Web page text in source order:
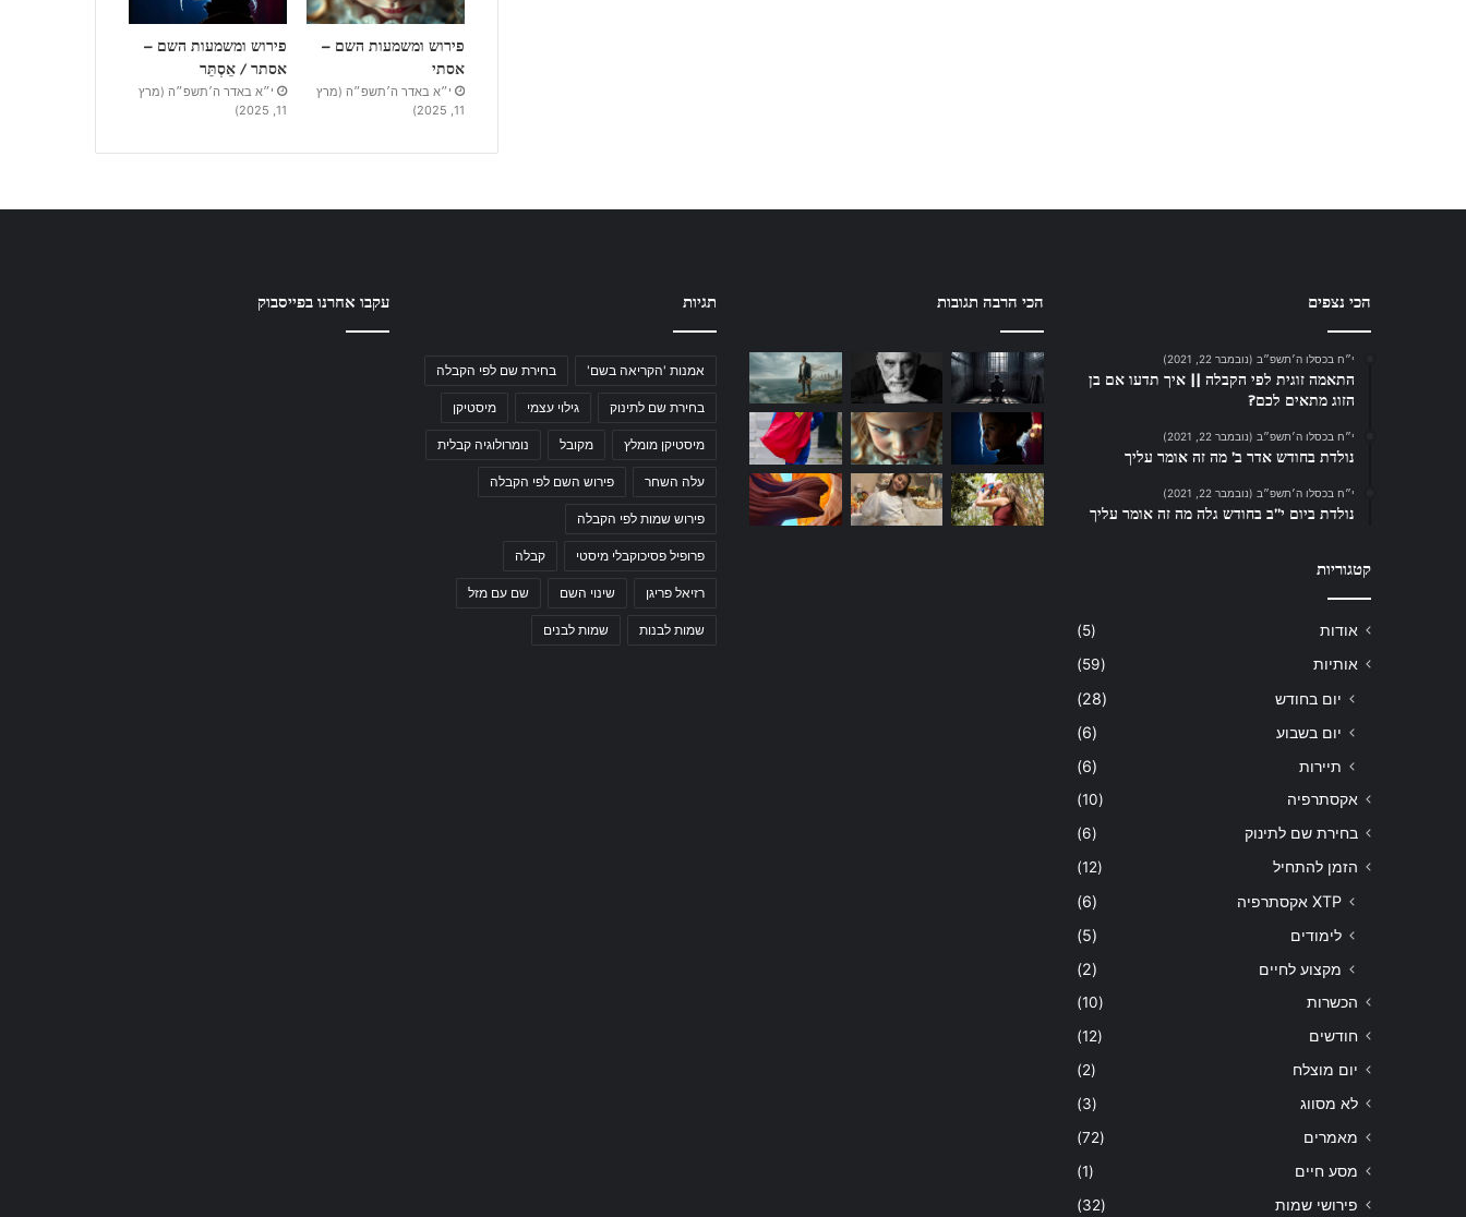
פירוש ומשמעות השם –
אסתי
י״א באדר ה׳תשפ״ה (מרץ
11, 2025)
פירוש ומשמעות השם –
אסתר / אֵסְתֵּר
י״א באדר ה׳תשפ״ה (מרץ
11, 2025)
הכי נצפים
י״ח בכסלו ה׳תשפ״ב (נובמבר 22, 2021)
התאמה זוגית לפי הקבלה || איך תדעו אם בן
הזוג מתאים לכם?
י״ח בכסלו ה׳תשפ״ב (נובמבר 22, 2021)
נולדת בחודש אדר ב’ מה זה אומר עליך
י״ח בכסלו ה׳תשפ״ב (נובמבר 22, 2021)
נולדת ביום י”ב בחודש גלה מה זה אומר עליך
קטגוריות
אודות
(5)
אותיות
(59)
יום בחודש
(28)
יום בשבוע
(6)
תיירות
(6)
אקסתרפיה
(10)
בחירת שם לתינוק
(6)
הזמן להתחיל
(12)
XTP אקסתרפיה
(6)
לימודים
(5)
מקצוע לחיים
(2)
הכשרות
(10)
חודשים
(12)
יום מוצלח
(2)
לא מסווג
(3)
מאמרים
(72)
מסע חיים
(1)
פירושי שמות
(32)
הכי הרבה תגובות תגיות
אמנות 'הקריאה בשם' בחירת שם לפי הקבלה
בחירת שם לתינוק גילוי עצמי מיסטיקן
מיסטיקן מומלץ מקובל נומרולוגיה קבלית
עלה השחר פירוש השם לפי הקבלה
פירוש שמות לפי הקבלה
פרופיל פסיכוקבלי מיסטי קבלה
רזיאל פריגן שינוי השם שם עם מזל
שמות לבנות שמות לבנים
עקבו אחרנו בפייסבוק